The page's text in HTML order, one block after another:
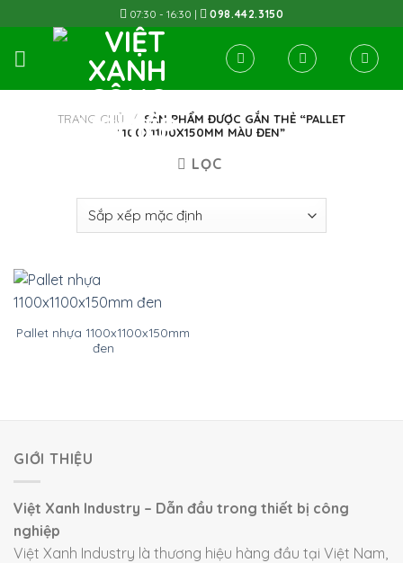
to
content
07:30 - 16:30 | 098.442.3150
TRANG CHỦ / SẢN PHẨM ĐƯỢC GẮN THẺ “PALLET
1100X1100X150MM MÀU ĐEN”
LỌC
Pallet nhựa 1100x1100x150mm
đen
GIỚI THIỆU
Việt Xanh Industry – Dẫn đầu trong thiết bị công
nghiệp
Việt Xanh Industry là thương hiệu hàng đầu tại Việt Nam,